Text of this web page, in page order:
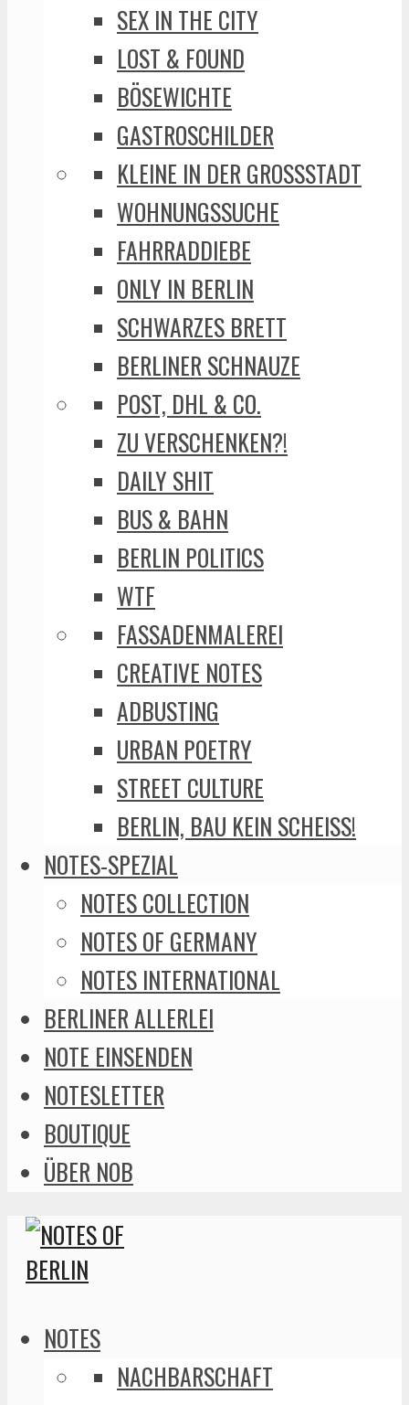
SEX IN THE CITY
LOST & FOUND
BÖSEWICHTE
GASTROSCHILDER
KLEINE IN DER GROSSSTADT
WOHNUNGSSUCHE
FAHRRADDIEBE
ONLY IN BERLIN
SCHWARZES BRETT
BERLINER SCHNAUZE
POST, DHL & CO.
ZU VERSCHENKEN?!
DAILY SHIT
BUS & BAHN
BERLIN POLITICS
WTF
FASSADENMALEREI
CREATIVE NOTES
ADBUSTING
URBAN POETRY
STREET CULTURE
BERLIN, BAU KEIN SCHEISS!
NOTES-SPEZIAL
NOTES COLLECTION
NOTES OF GERMANY
NOTES INTERNATIONAL
BERLINER ALLERLEI
NOTE EINSENDEN
NOTESLETTER
BOUTIQUE
ÜBER NOB
NOTES
NACHBARSCHAFT